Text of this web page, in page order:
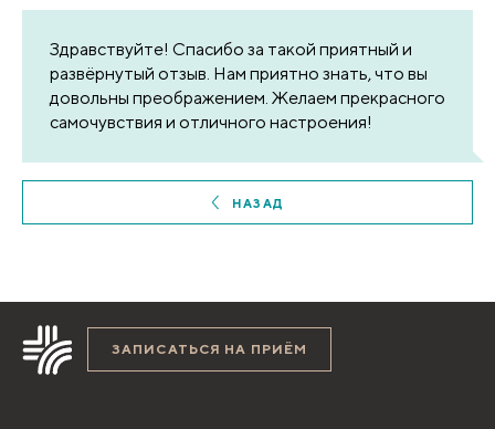
Здравствуйте! Спасибо за такой приятный и
развёрнутый отзыв. Нам приятно знать, что вы
довольны преображением. Желаем прекрасного
самочувствия и отличного настроения!
НАЗАД
ЗАПИСАТЬСЯ НА ПРИЁМ